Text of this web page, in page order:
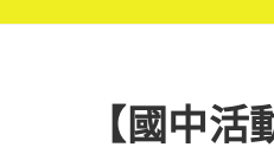
【國中